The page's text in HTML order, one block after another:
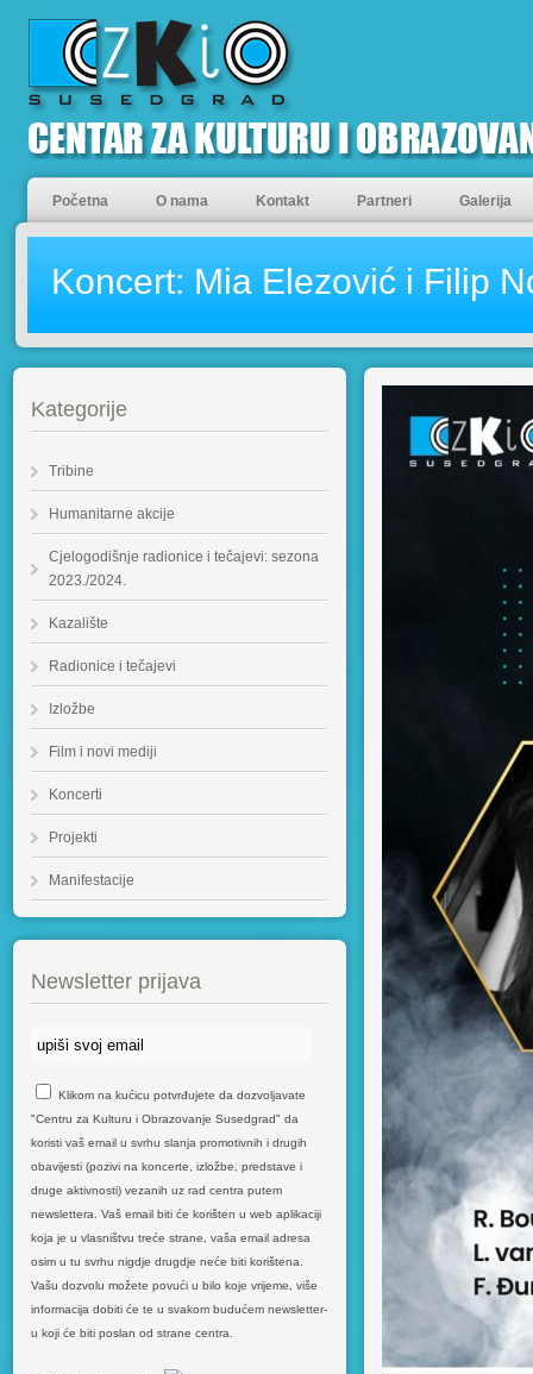
Početna O nama Kontakt Partneri Galerija
Koncert: Mia Elezović i Filip
Kategorije
Tribine
Humanitarne akcije
Cjelogodišnje radionice i tečajevi: sezona
2023./2024.
Kazalište
Radionice i tečajevi
Izložbe
Film i novi mediji
Koncerti
Projekti
Manifestacije
Newsletter prijava
Klikom na kućicu potvrđujete da dozvoljavate
"Centru za Kulturu i Obrazovanje Susedgrad" da
koristi vaš email u svrhu slanja promotivnih i drugih
obavijesti (pozivi na koncerte, izložbe, predstave i
druge aktivnosti) vezanih uz rad centra putem
newslettera. Vaš email biti će korišten u web aplikaciji
koja je u vlasništvu treće strane, vaša email adresa
osim u tu svrhu nigdje drugdje neće biti korištena.
Vašu dozvolu možete povući u bilo koje vrijeme, više
informacija dobiti će te u svakom budućem newsletter-
u koji će biti poslan od strane centra.